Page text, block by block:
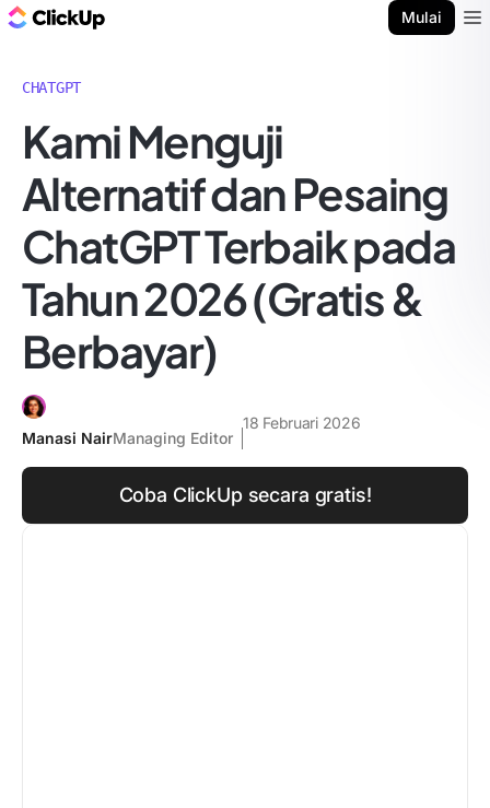
Mulai
CHATGPT
Kami Menguji
Alternatif dan Pesaing
ChatGPT Terbaik pada
Tahun 2026 (Gratis &
Berbayar)
Manasi NairManaging Editor
18 Februari 2026
Coba ClickUp secara gratis!